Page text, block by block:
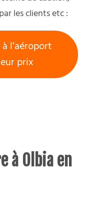
les clients etc :
l’aéroport
prix
à Olbia en